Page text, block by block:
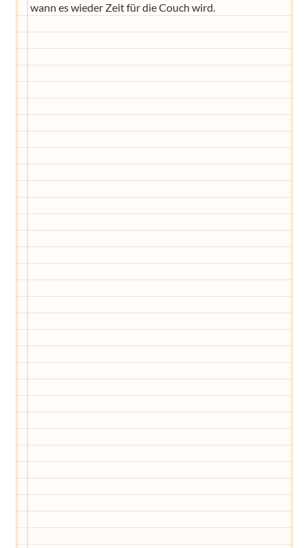
wann es wieder Zeit für die Couch wird.